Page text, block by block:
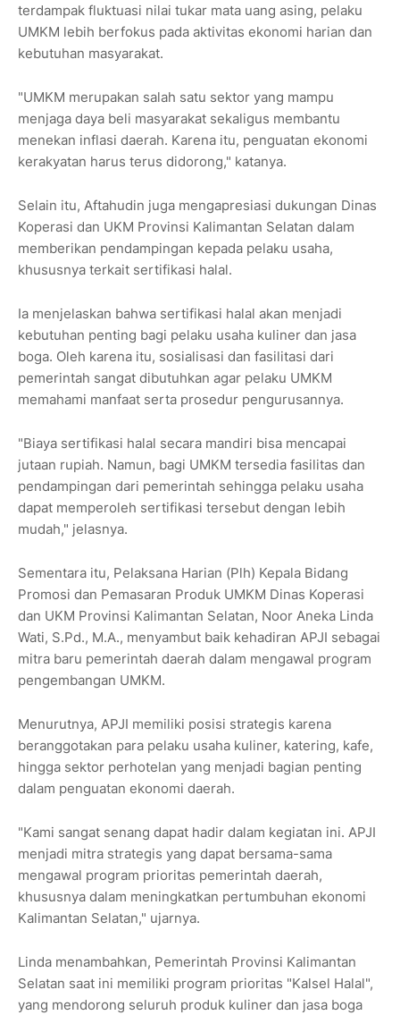
terdampak fluktuasi nilai tukar mata uang asing, pelaku
UMKM lebih berfokus pada aktivitas ekonomi harian dan
kebutuhan masyarakat.
"UMKM merupakan salah satu sektor yang mampu
menjaga daya beli masyarakat sekaligus membantu
menekan inflasi daerah. Karena itu, penguatan ekonomi
kerakyatan harus terus didorong," katanya.
Selain itu, Aftahudin juga mengapresiasi dukungan Dinas
Koperasi dan UKM Provinsi Kalimantan Selatan dalam
memberikan pendampingan kepada pelaku usaha,
khususnya terkait sertifikasi halal.
Ia menjelaskan bahwa sertifikasi halal akan menjadi
kebutuhan penting bagi pelaku usaha kuliner dan jasa
boga. Oleh karena itu, sosialisasi dan fasilitasi dari
pemerintah sangat dibutuhkan agar pelaku UMKM
memahami manfaat serta prosedur pengurusannya.
"Biaya sertifikasi halal secara mandiri bisa mencapai
jutaan rupiah. Namun, bagi UMKM tersedia fasilitas dan
pendampingan dari pemerintah sehingga pelaku usaha
dapat memperoleh sertifikasi tersebut dengan lebih
mudah," jelasnya.
Sementara itu, Pelaksana Harian (Plh) Kepala Bidang
Promosi dan Pemasaran Produk UMKM Dinas Koperasi
dan UKM Provinsi Kalimantan Selatan, Noor Aneka Linda
Wati, S.Pd., M.A., menyambut baik kehadiran APJI sebagai
mitra baru pemerintah daerah dalam mengawal program
pengembangan UMKM.
Menurutnya, APJI memiliki posisi strategis karena
beranggotakan para pelaku usaha kuliner, katering, kafe,
hingga sektor perhotelan yang menjadi bagian penting
dalam penguatan ekonomi daerah.
"Kami sangat senang dapat hadir dalam kegiatan ini. APJI
menjadi mitra strategis yang dapat bersama-sama
mengawal program prioritas pemerintah daerah,
khususnya dalam meningkatkan pertumbuhan ekonomi
Kalimantan Selatan," ujarnya.
Linda menambahkan, Pemerintah Provinsi Kalimantan
Selatan saat ini memiliki program prioritas "Kalsel Halal",
yang mendorong seluruh produk kuliner dan jasa boga